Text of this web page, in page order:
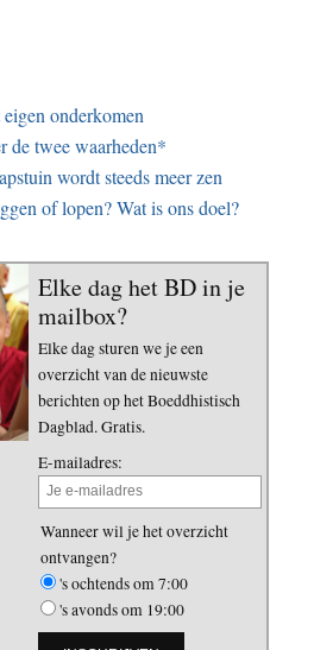
onderkomen
de twee waarheden*
wordt steeds meer zen
of lopen? Wat is ons doel?
Elke dag het BD in je
mailbox?
Elke dag sturen we je een
overzicht van de nieuwste
berichten op het Boeddhistisch
Dagblad. Gratis.
E-mailadres:
Wanneer wil je het overzicht
ontvangen?
's ochtends om 7:00
's avonds om 19:00